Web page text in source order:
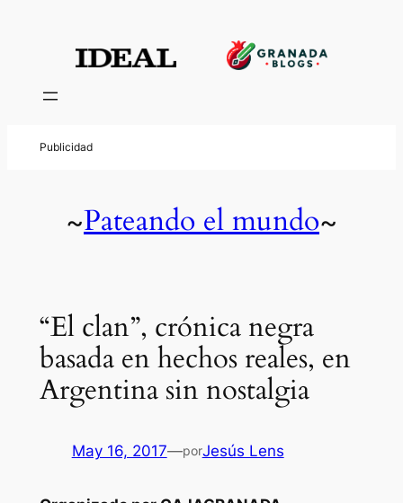
~Pateando el mundo~
“El clan”, crónica negra
basada en hechos reales, en
Argentina sin nostalgia
May 16, 2017—porJesús Lens